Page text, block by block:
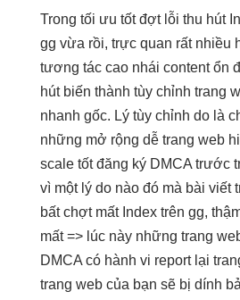
Trong tối ưu tốtđợt lỗi thu hút
gg vừa rồi, trực quan rất nhiều
tương tác cao nhái contentổn
hútbiến thành tùy chỉnh trang
nhanh gốc. Lý tùy chỉnh do là
những mở rộng dễ trang web
scale tốtđăng ký DMCA trước
vì một lý do nào đó mà bài viết
bất chợt mất Index trên gg,
mất => lúc này những trang
DMCA có hành vi report lại
trang web của bạn sẽ bị dính